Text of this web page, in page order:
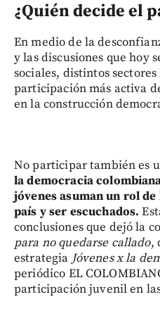
¿Quién decide el
En medio de la
y las discusiones que hoy
sociales, distintos
participación más activa
en la construcción
No participar también es
la democracia
jóvenes asuman un rol
país y ser escuchados.
conclusiones que dejó la
para no quedarse callado,
estrategia Jóvenes x la
periódico EL
participación juvenil en